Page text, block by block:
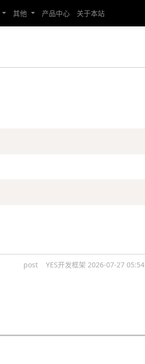
其他 产品中心 关于本站
post YES开发框架 2026-07-27 05:54